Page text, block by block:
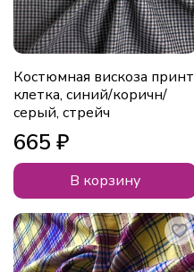
Костюмная вискоза принт
клетка, синий/коричн/
серый, стрейч
665 ₽
В корзину